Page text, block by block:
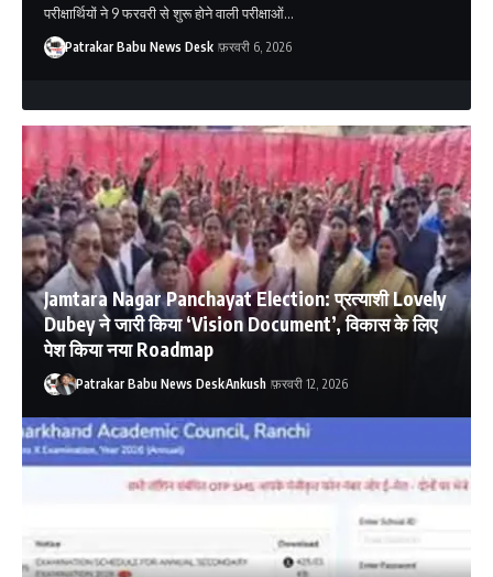
परीक्षार्थियों ने 9 फरवरी से शुरू होने वाली परीक्षाओं…
Patrakar Babu News Desk फ़रवरी 6, 2026
Jamtara Nagar Panchayat Election: प्रत्याशी Lovely
Dubey ने जारी किया ‘Vision Document’, विकास के लिए
पेश किया नया Roadmap
Patrakar Babu News DeskAnkush फ़रवरी 12, 2026